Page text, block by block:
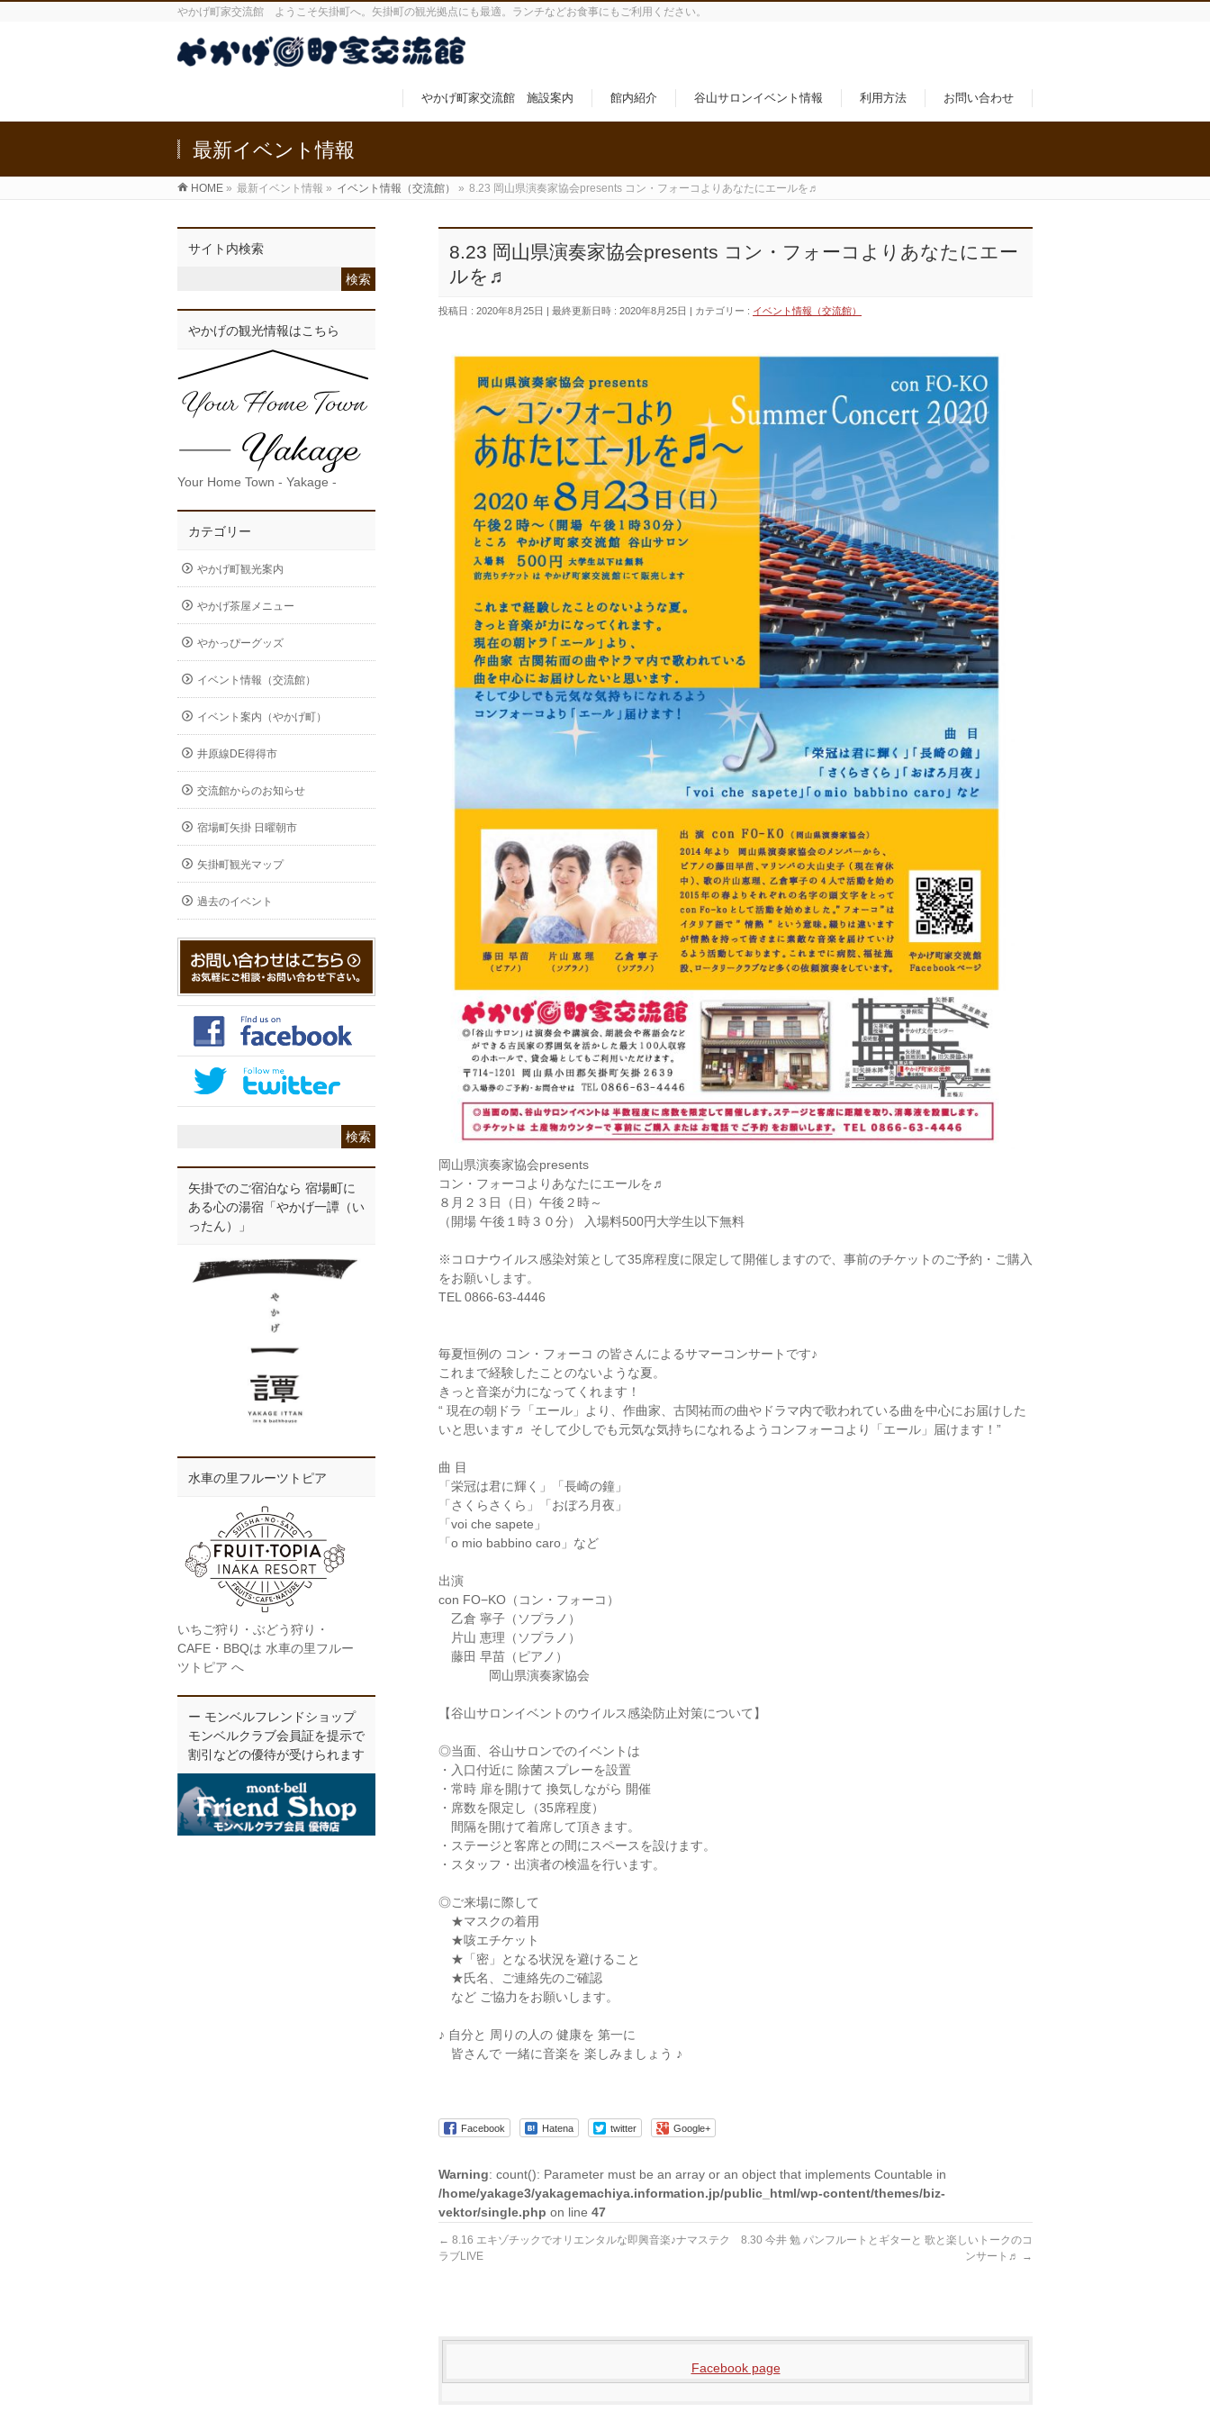
やかげ町家交流館 ようこそ矢掛町へ。矢掛町の観光拠点にも最適。ランチなどお食事にもご利用ください。
やかげ町家交流館 施設案内 館内紹介 谷山サロンイベント情報 利用方法 お問い合わせ
最新イベント情報
HOME » 最新イベント情報 » イベント情報（交流館） » 8.23 岡山県演奏家協会presents コン・フォーコよりあなたにエールを♬
8.23 岡山県演奏家協会presents コン・フォーコよりあなたにエー
ルを♬
投稿日 : 2020年8月25日 最終更新日時 : 2020年8月25日 カテゴリー : イベント情報（交流館）
岡山県演奏家協会presents
コン・フォーコよりあなたにエールを♬
８月２３日（日）午後２時～
（開場 午後１時３０分） 入場料500円大学生以下無料
※コロナウイルス感染対策として35席程度に限定して開催しますので、事前のチケットのご予約・ご購入
をお願いします。
TEL 0866-63-4446
毎夏恒例の コン・フォーコ の皆さんによるサマーコンサートです♪
これまで経験したことのないような夏。
きっと音楽が力になってくれます！
“ 現在の朝ドラ「エール」より、作曲家、古関祐而の曲やドラマ内で歌われている曲を中心にお届けした
いと思います♬ そして少しでも元気な気持ちになれるようコンフォーコより「エール」届けます！”
曲 目
「栄冠は君に輝く」「長崎の鐘」
「さくらさくら」「おぼろ月夜」
「voi che sapete」
「o mio babbino caro」など
出演
con FO−KO（コン・フォーコ）
乙倉 寧子（ソプラノ）
片山 恵理（ソプラノ）
藤田 早苗（ピアノ）
岡山県演奏家協会
【谷山サロンイベントのウイルス感染防止対策について】
◎当面、谷山サロンでのイベントは
・入口付近に 除菌スプレーを設置
・常時 扉を開けて 換気しながら 開催
・席数を限定し（35席程度）
間隔を開けて着席して頂きます。
・ステージと客席との間にスペースを設けます。
・スタッフ・出演者の検温を行います。
◎ご来場に際して
★マスクの着用
★咳エチケット
★「密」となる状況を避けること
★氏名、ご連絡先のご確認
など ご協力をお願いします。
♪ 自分と 周りの人の 健康を 第一に
皆さんで 一緒に音楽を 楽しみましょう ♪
Facebook Hatena twitter Google+
Warning: count(): Parameter must be an array or an object that implements Countable in
/home/yakage3/yakagemachiya.information.jp/public_html/wp-content/themes/biz-
vektor/single.php on line 47
← 8.16 エキゾチックでオリエンタルな即興音楽♪ナマステク
ラブLIVE
8.30 今井 勉 パンフルートとギターと 歌と楽しいトークのコ
ンサート♬
→
Facebook page
サイト内検索
やかげの観光情報はこちら
Your Home Town - Yakage -
カテゴリー
やかげ町観光案内
やかげ茶屋メニュー
やかっぴーグッズ
イベント情報（交流館）
イベント案内（やかげ町）
井原線DE得得市
交流館からのお知らせ
宿場町矢掛 日曜朝市
矢掛町観光マップ
過去のイベント
矢掛でのご宿泊なら 宿場町に
ある心の湯宿「やかげ一譚（い
ったん）」
水車の里フルーツトピア
いちご狩り・ぶどう狩り・
CAFE・BBQは 水車の里フルー
ツトピア へ
ー モンベルフレンドショップ
モンベルクラブ会員証を提示で
割引などの優待が受けられます